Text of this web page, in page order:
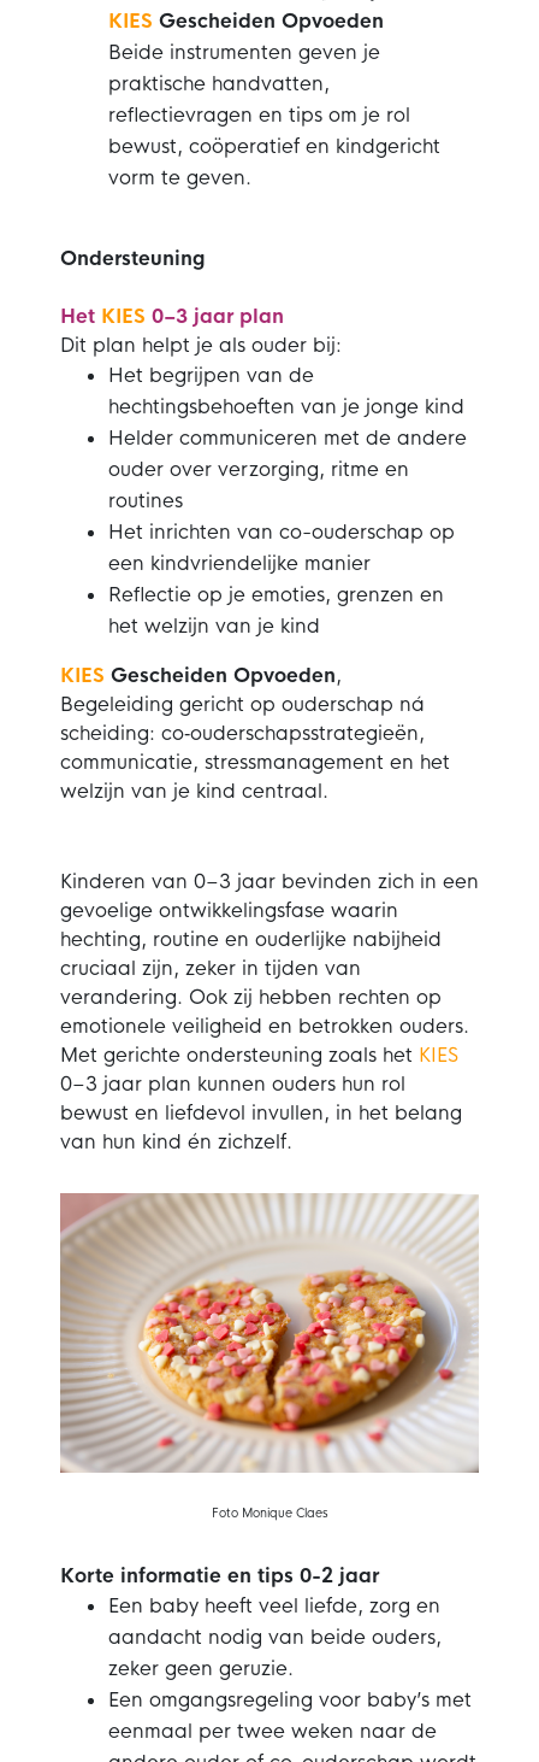
KIES Gescheiden Opvoeden
Beide instrumenten geven je
praktische handvatten,
reflectievragen en tips om je rol
bewust, coöperatief en kindgericht
vorm te geven.
Ondersteuning
Het KIES 0–3 jaar plan
Dit plan helpt je als ouder bij:
Het begrijpen van de
hechtingsbehoeften van je jonge kind
Helder communiceren met de andere
ouder over verzorging, ritme en
routines
Het inrichten van co-ouderschap op
een kindvriendelijke manier
Reflectie op je emoties, grenzen en
het welzijn van je kind
KIES Gescheiden Opvoeden,
Begeleiding gericht op ouderschap ná
scheiding: co‑ouderschapsstrategieën,
communicatie, stressmanagement en het
welzijn van je kind centraal.
Kinderen van 0–3 jaar bevinden zich in een
gevoelige ontwikkelingsfase waarin
hechting, routine en ouderlijke nabijheid
cruciaal zijn, zeker in tijden van
verandering. Ook zij hebben rechten op
emotionele veiligheid en betrokken ouders.
Met gerichte ondersteuning zoals het KIES
0–3 jaar plan kunnen ouders hun rol
bewust en liefdevol invullen, in het belang
van hun kind én zichzelf.
Foto Monique Claes
Korte informatie en tips 0-2 jaar
Een baby heeft veel liefde, zorg en
aandacht nodig van beide ouders,
zeker geen geruzie.
Een omgangsregeling voor baby’s met
eenmaal per twee weken naar de